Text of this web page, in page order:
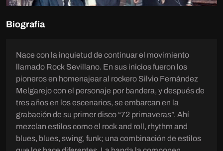
Biografía
Nace con la inquietud de continuar el movimiento
llamado Rock Sevillano. En sus inicios fueron los
pioneros en homenajear al rockero Silvio Fernández
Melgarejo con el personaje por bandera, y después de
tres años en los escenarios, se embarcan en la
grabación de su primer disco “72 primaveras”. Ahí
mezclan estilos como el rock and roll, rhythm and
blues, blues, swing, funk; una combinación de estilos